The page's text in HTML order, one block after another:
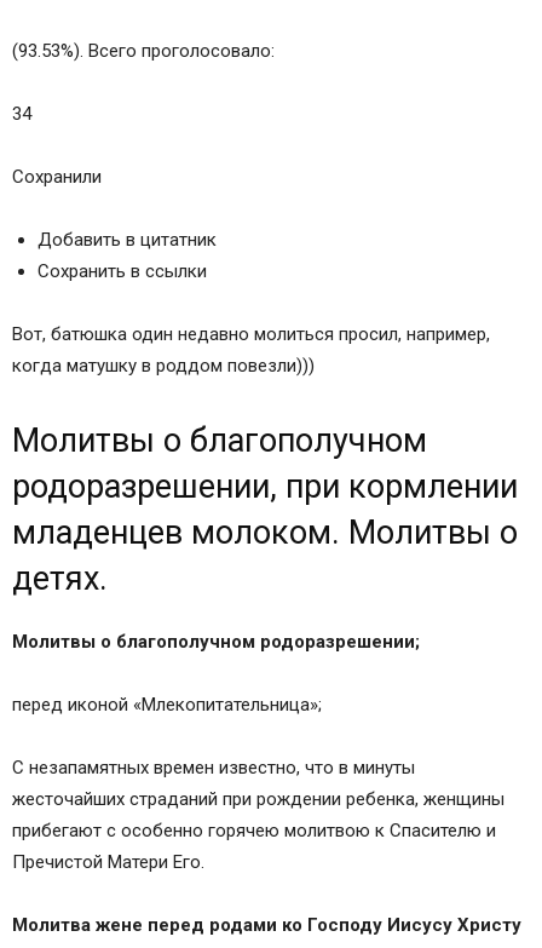
(93.53%). Всего проголосовало:
34
Сохранили
Добавить в цитатник
Сохранить в ссылки
Вот, батюшка один недавно молиться просил, например,
когда матушку в роддом повезли)))
Молитвы о благополучном
родоразрешении, при кормлении
младенцев молоком. Молитвы о
детях.
Молитвы о благополучном родоразрешении;
перед иконой «Млекопитательница»;
С незапамятных времен известно, что в минуты
жесточайших страданий при рождении ребенка, женщины
прибегают с особенно горячею молитвою к Спасителю и
Пречистой Матери Его.
Молитва жене перед родами ко Господу Иисусу Христу